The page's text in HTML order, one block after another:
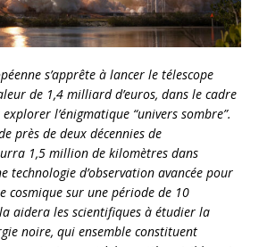
s’apprête à lancer le télescope
de 1,4 milliard d’euros, dans le cadre
l’énigmatique “univers sombre”.
près de deux décennies de
1,5 million de kilomètres dans
technologie d’observation avancée pour
cosmique sur une période de 10
aidera les scientifiques à étudier la
noire, qui ensemble constituent